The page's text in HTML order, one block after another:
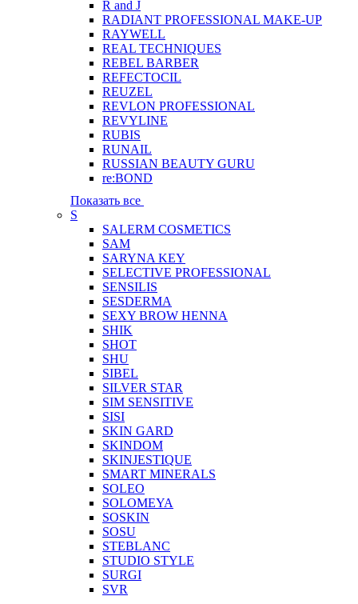
R and J
RADIANT PROFESSIONAL MAKE-UP
RAYWELL
REAL TECHNIQUES
REBEL BARBER
REFECTOCIL
REUZEL
REVLON PROFESSIONAL
REVYLINE
RUBIS
RUNAIL
RUSSIAN BEAUTY GURU
re:BOND
Показать все
S
SALERM COSMETICS
SAM
SARYNA KEY
SELECTIVE PROFESSIONAL
SENSILIS
SESDERMA
SEXY BROW HENNA
SHIK
SHOT
SHU
SIBEL
SILVER STAR
SIM SENSITIVE
SISI
SKIN GARD
SKINDOM
SKINJESTIQUE
SMART MINERALS
SOLEO
SOLOMEYA
SOSKIN
SOSU
STEBLANC
STUDIO STYLE
SURGI
SVR